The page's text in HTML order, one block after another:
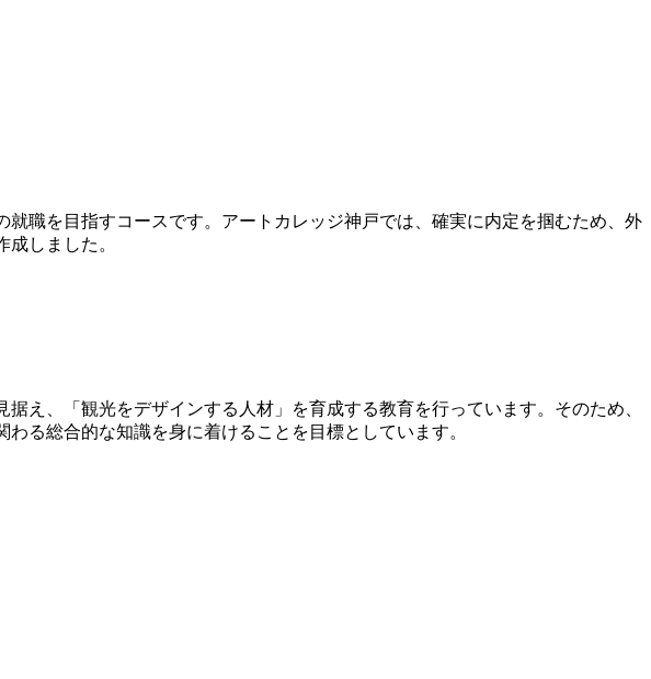
職を目指すコースです。アートカレッジ神戸では、確実に内定を掴むため、外
しました。
え、「観光をデザインする人材」を育成する教育を行っています。そのため、
る総合的な知識を身に着けることを目標としています。